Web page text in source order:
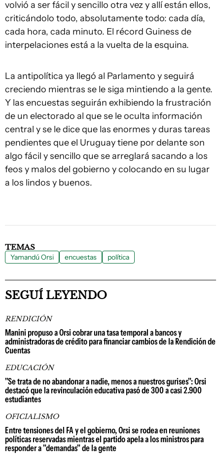
volvió a ser fácil y sencillo otra vez y allí están ellos,
criticándolo todo, absolutamente todo: cada día,
cada hora, cada minuto. El récord Guiness de
interpelaciones está a la vuelta de la esquina.
La antipolítica ya llegó al Parlamento y seguirá
creciendo mientras se le siga mintiendo a la gente.
Y las encuestas seguirán exhibiendo la frustración
de un electorado al que se le oculta información
central y se le dice que las enormes y duras tareas
pendientes que el Uruguay tiene por delante son
algo fácil y sencillo que se arreglará sacando a los
feos y malos del gobierno y colocando en su lugar
a los lindos y buenos.
TEMAS
Yamandú Orsi encuestas política
SEGUÍ LEYENDO
RENDICIÓN
Manini propuso a Orsi cobrar una tasa temporal a bancos y
administradoras de crédito para financiar cambios de la Rendición de
Cuentas
EDUCACIÓN
"Se trata de no abandonar a nadie, menos a nuestros gurises": Orsi
destacó que la revinculación educativa pasó de 300 a casi 2.900
estudiantes
OFICIALISMO
Entre tensiones del FA y el gobierno, Orsi se rodea en reuniones
políticas reservadas mientras el partido apela a los ministros para
responder a "demandas" de la gente